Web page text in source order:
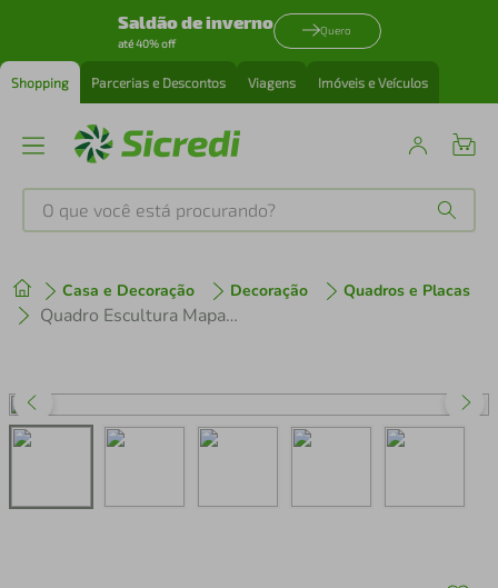
Saldão de inverno
até 40% off
Quero
Shopping Parcerias e Descontos Viagens Imóveis e Veículos
O que você está procurando?
Casa e Decoração Decoração Quadros e Placas
Quadro Escultura Mapa Estado do ES 120x100 Preto
1º tenis
perfume